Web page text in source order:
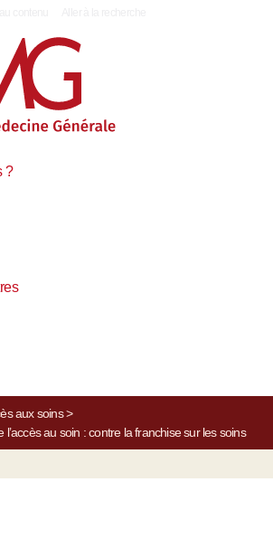
?
aux soins>
au soin : contre la franchise sur les soins